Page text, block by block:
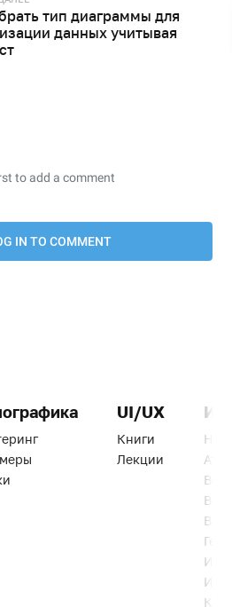
тип диаграммы для
данных учитывая
UI/UX
Книги
Лекции
Веб